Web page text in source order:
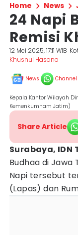
Home News
24 Napi
Remisi
12 Mei 2025, 17:11 WIB
Khusnul Hasana
News Channel
Kepala Kantor Wilayah
Kemenkumham Jatim)
Share Article
Surabaya, IDN
Budhaa di Jawa
Napi tersebut
(Lapas) dan